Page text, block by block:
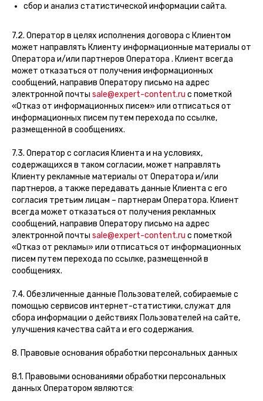
сбор и анализ статистической информации сайта.
7.2. Оператор в целях исполнения договора с Клиентом
может направлять Клиенту информационные материалы от
Оператора и/или партнеров Оператора . Клиент всегда
может отказаться от получения информационных
сообщений, направив Оператору письмо на адрес
электронной почты sale@expert-content.ru с пометкой
«Отказ от информационных писем» или отписаться от
информационных писем путем перехода по ссылке,
размещенной в сообщениях.
7.3. Оператор с согласия Клиента и на условиях,
содержащихся в таком согласии, может направлять
Клиенту рекламные материалы от Оператора и/или
партнеров, а также передавать данные Клиента с его
согласия третьим лицам – партнерам Оператора. Клиент
всегда может отказаться от получения рекламных
сообщений, направив Оператору письмо на адрес
электронной почты sale@expert-content.ru с пометкой
«Отказ от рекламы» или отписаться от информационных
писем путем перехода по ссылке, размещенной в
сообщениях.
7.4. Обезличенные данные Пользователей, собираемые с
помощью сервисов интернет-статистики, служат для
сбора информации о действиях Пользователей на сайте,
улучшения качества сайта и его содержания.
8. Правовые основания обработки персональных данных
8.1. Правовыми основаниями обработки персональных
данных Оператором являются: